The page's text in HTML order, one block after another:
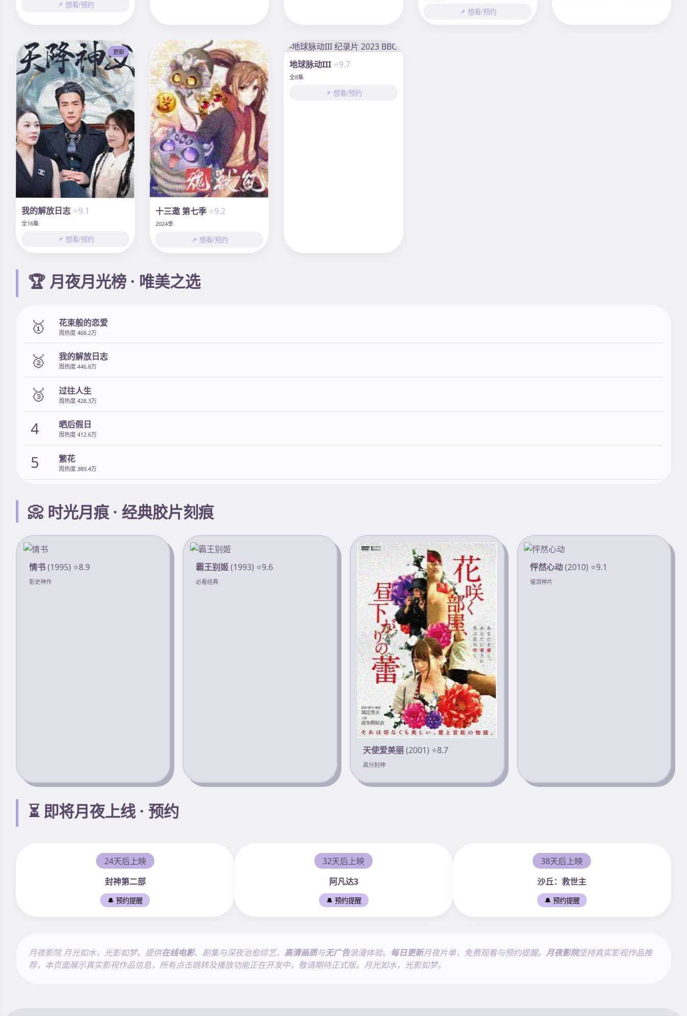
📌 想看/预约
📌 想看/预约
更新
我的解放日志 ⭐9.1
全16集
📌 想看/预约
十三邀 第七季 ⭐9.2
2024季
📌 想看/预约
地球脉动III ⭐9.7
全8集
📌 想看/预约
🏆 月夜月光榜 · 唯美之选
🥇 花束般的恋爱
周热度 468.2万
🥈 我的解放日志
周热度 446.8万
🥉 过往人生
周热度 428.3万
4 晒后假日
周热度 412.6万
5 繁花
周热度 389.4万
📀 时光月痕 · 经典胶片刻痕
情书(1995) ⭐8.9
影史神作
霸王别姬(1993) ⭐9.6
必看经典
天使爱美丽(2001) ⭐8.7
高分封神
怦然心动(2010) ⭐9.1
催泪神片
⏳ 即将月夜上线 · 预约
24天后上映
封神第二部
🔔 预约提醒
32天后上映
阿凡达3
🔔 预约提醒
38天后上映
沙丘：救世主
🔔 预约提醒
月夜影院 月光如水，光影如梦。提供在线电影、剧集与深夜治愈综艺， 高清画质与无广告浪漫体验。 每日更新月夜片单，免费观看与预约提醒。月夜影院坚持真实影视作品推
荐，本页面展示真实影视作品信息，所有点击跳转及播放功能正在开发中，敬请期待正式版。月光如水，光影如梦。